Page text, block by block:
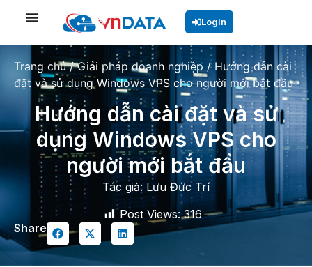
Login
Trang chủ/Giải pháp doanh nghiệp / Hướng dẫn cài
đặt và sử dụng Windows VPS cho người mới bắt đầu
Hướng dẫn cài đặt và sử
dụng Windows VPS cho
người mới bắt đầu
Tác giả:Lưu Đức Trí
Post Views: 316
Share